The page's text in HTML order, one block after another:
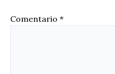
Comentario *